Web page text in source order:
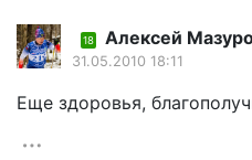
18 Алексей
31.05.2010 18:11
Еще здоровья,